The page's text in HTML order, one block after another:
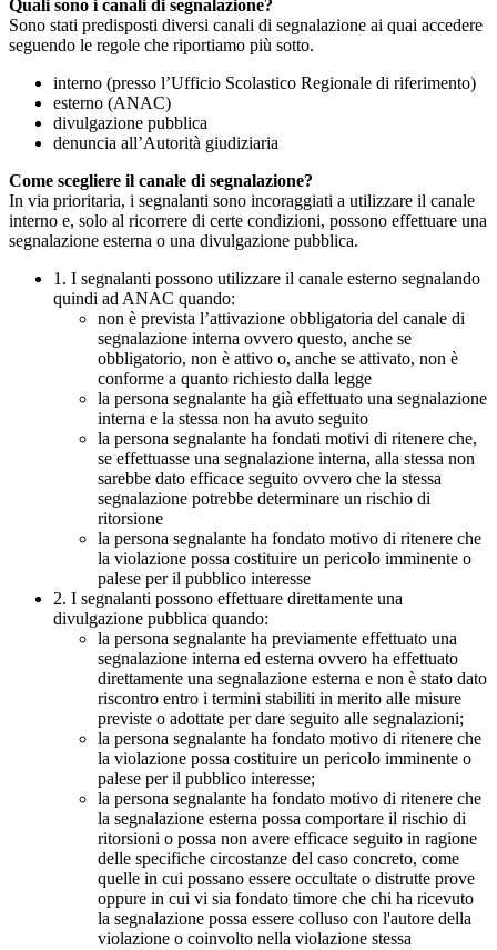
Quali sono i canali di segnalazione?
Sono stati predisposti diversi canali di segnalazione ai quai accedere
seguendo le regole che riportiamo più sotto.
interno (presso l’Ufficio Scolastico Regionale di riferimento)
esterno (ANAC)
divulgazione pubblica
denuncia all’Autorità giudiziaria
Come scegliere il canale di segnalazione?
In via prioritaria, i segnalanti sono incoraggiati a utilizzare il canale
interno e, solo al ricorrere di certe condizioni, possono effettuare una
segnalazione esterna o una divulgazione pubblica.
1. I segnalanti possono utilizzare il canale esterno segnalando
quindi ad ANAC quando:
non è prevista l’attivazione obbligatoria del canale di
segnalazione interna ovvero questo, anche se
obbligatorio, non è attivo o, anche se attivato, non è
conforme a quanto richiesto dalla legge
la persona segnalante ha già effettuato una segnalazione
interna e la stessa non ha avuto seguito
la persona segnalante ha fondati motivi di ritenere che,
se effettuasse una segnalazione interna, alla stessa non
sarebbe dato efficace seguito ovvero che la stessa
segnalazione potrebbe determinare un rischio di
ritorsione
la persona segnalante ha fondato motivo di ritenere che
la violazione possa costituire un pericolo imminente o
palese per il pubblico interesse
2. I segnalanti possono effettuare direttamente una
divulgazione pubblica quando:
la persona segnalante ha previamente effettuato una
segnalazione interna ed esterna ovvero ha effettuato
direttamente una segnalazione esterna e non è stato dato
riscontro entro i termini stabiliti in merito alle misure
previste o adottate per dare seguito alle segnalazioni;
la persona segnalante ha fondato motivo di ritenere che
la violazione possa costituire un pericolo imminente o
palese per il pubblico interesse;
la persona segnalante ha fondato motivo di ritenere che
la segnalazione esterna possa comportare il rischio di
ritorsioni o possa non avere efficace seguito in ragione
delle specifiche circostanze del caso concreto, come
quelle in cui possano essere occultate o distrutte prove
oppure in cui vi sia fondato timore che chi ha ricevuto
la segnalazione possa essere colluso con l'autore della
violazione o coinvolto nella violazione stessa